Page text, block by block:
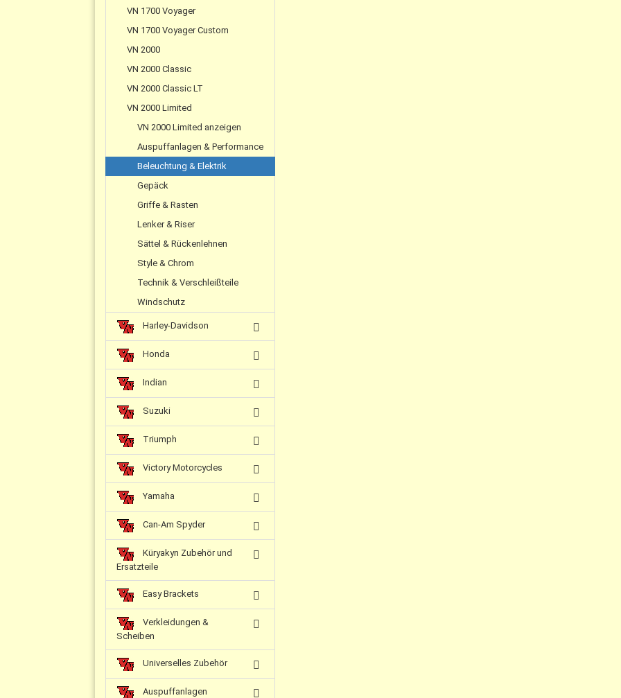
VN 1700 Voyager
VN 1700 Voyager Custom
VN 2000
VN 2000 Classic
VN 2000 Classic LT
VN 2000 Limited
VN 2000 Limited anzeigen
Auspuffanlagen & Performance
Beleuchtung & Elektrik
Gepäck
Griffe & Rasten
Lenker & Riser
Sättel & Rückenlehnen
Style & Chrom
Technik & Verschleißteile
Windschutz
Harley-Davidson
Honda
Indian
Suzuki
Triumph
Victory Motorcycles
Yamaha
Can-Am Spyder
Küryakyn Zubehör und
Ersatzteile
Easy Brackets
Verkleidungen &
Scheiben
Universelles Zubehör
Auspuffanlagen